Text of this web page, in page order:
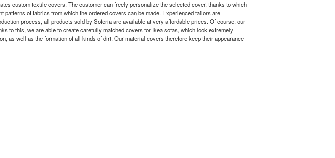
custom textile covers. The customer can freely personalize the selected cover, thanks to which
of fabrics from which the ordered covers can be made. Experienced tailors are
process, all products sold by Soferia are available at very affordable prices. Of course, our
to this, we are able to create carefully matched covers for Ikea sofas, which look extremely
as well as the formation of all kinds of dirt. Our material covers therefore keep their appearance